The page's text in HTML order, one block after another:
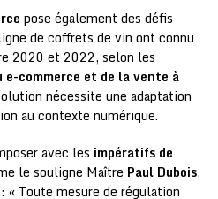
pose également des défis
de coffrets de vin ont connu
2020 et 2022, selon les
e-commerce et de la vente à
nécessite une adaptation
au contexte numérique.
avec les impératifs de
le souligne Maître Paul Dubois,
« Toute mesure de régulation